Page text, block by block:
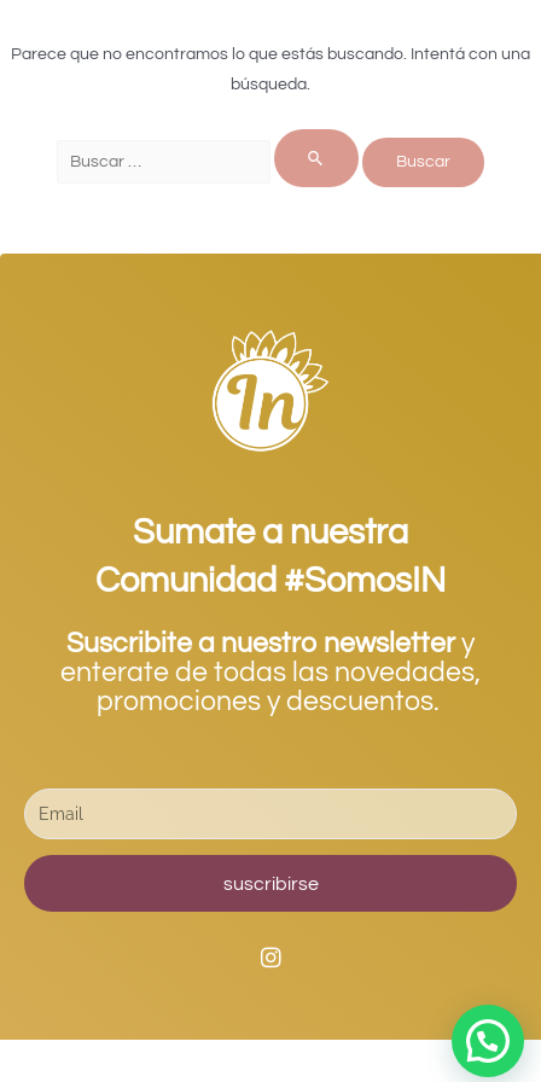
Parece que no encontramos lo que estás buscando. Intentá con una
búsqueda.
Sumate a nuestra
Comunidad #SomosIN
Suscribite a nuestro newslettery
enterate de todas las novedades,
promociones y descuentos.
suscribirse